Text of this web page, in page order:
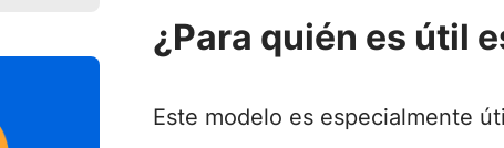
¿Para quién es útil
Este modelo es especialmente